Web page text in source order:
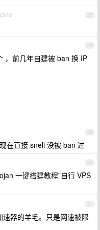
27
28
，前几年自建被 ban 换 IP
29
在直接 snell 没被 ban 过
30
一键搭建教程"自行 VPS
31
器的羊毛。只是网速被限